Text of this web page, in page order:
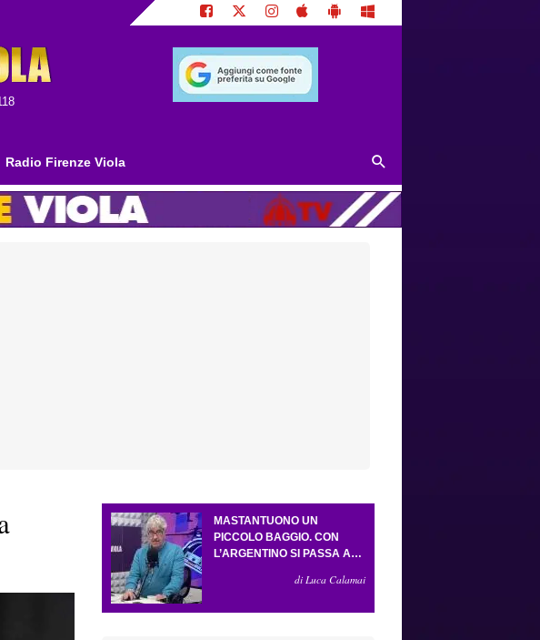
Radio Firenze Viola
MASTANTUONO UN
PICCOLO BAGGIO. CON
L’ARGENTINO SI PASSA AL
L’AMICHEVOLE CON IL
di Luca Calamai